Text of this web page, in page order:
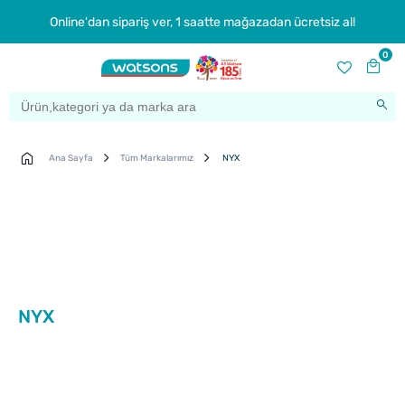
Online'dan sipariş ver, 1 saatte mağazadan ücretsiz al!
0
Ana Sayfa Tüm Markalarımız NYX
NYX